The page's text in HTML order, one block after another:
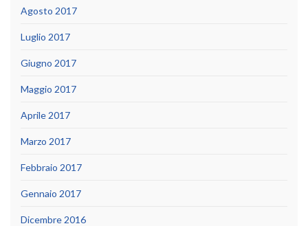
Agosto 2017
Luglio 2017
Giugno 2017
Maggio 2017
Aprile 2017
Marzo 2017
Febbraio 2017
Gennaio 2017
Dicembre 2016